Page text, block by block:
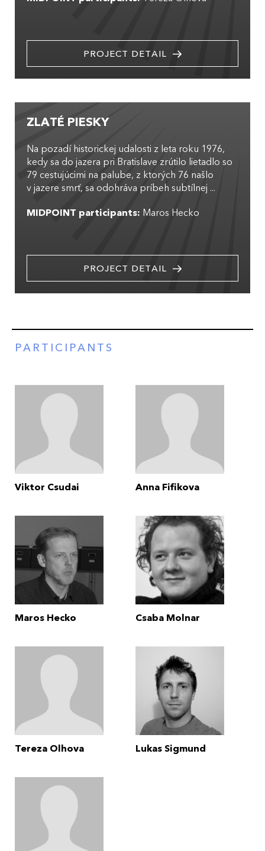
PROJECT DETAIL
ZLATÉ PIESKY
Na pozadí historickej udalosti z leta roku 1976,
kedy sa do jazera pri Bratislave zrútilo lietadlo so
79 cestujúcimi na palube, z ktorých 76 našlo
v jazere smrť, sa odohráva príbeh subtílnej ...
MIDPOINT participants: Maros Hecko
PROJECT DETAIL
PARTICIPANTS
Viktor Csudai Anna Fifikova
Maros Hecko Csaba Molnar
Tereza Olhova Lukas Sigmund